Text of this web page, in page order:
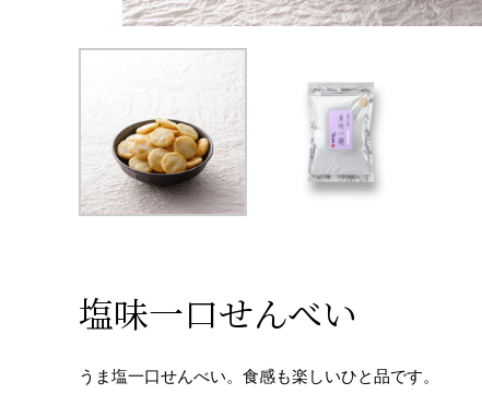
塩味一口せんべい
うま塩一口せんべい。食感も楽しいひと品です。